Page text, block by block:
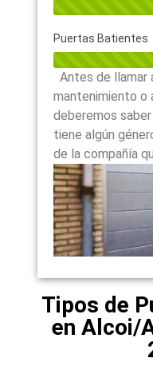
Puertas Batientes
Antes de llamar
mantenimiento o
deberemos
tiene algún
de la compañía
Tipos de
en Alcoi/